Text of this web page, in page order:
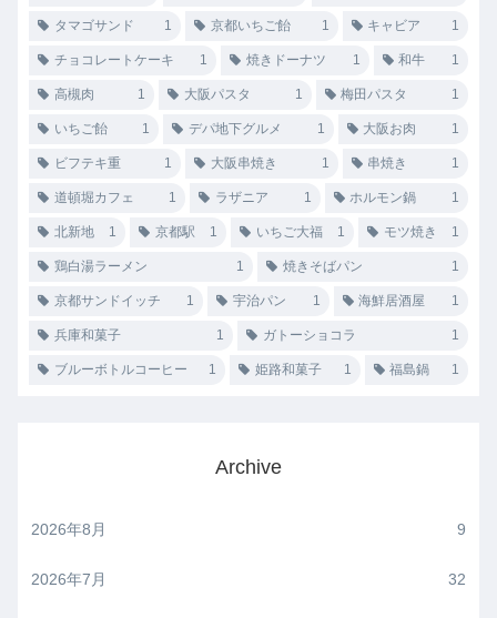
タマゴサンド 1 京都いちご飴 1 キャビア 1
チョコレートケーキ 1 焼きドーナツ 1 和牛 1
高槻肉 1 大阪パスタ 1 梅田パスタ 1
いちご飴 1 デパ地下グルメ 1 大阪お肉 1
ビフテキ重 1 大阪串焼き 1 串焼き 1
道頓堀カフェ 1 ラザニア 1 ホルモン鍋 1
北新地 1 京都駅 1 いちご大福 1 モツ焼き 1
鶏白湯ラーメン 1 焼きそばパン 1
京都サンドイッチ 1 宇治パン 1 海鮮居酒屋 1
兵庫和菓子 1 ガトーショコラ 1
ブルーボトルコーヒー 1 姫路和菓子 1 福島鍋 1
Archive
2026年8月 9
2026年7月 32